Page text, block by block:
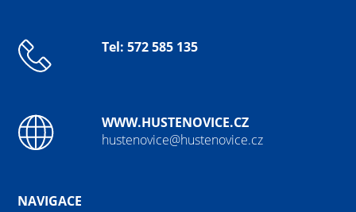
Tel: 572 585 135
WWW.HUSTENOVICE.CZ
hustenovice@hustenovice.cz
NAVIGACE